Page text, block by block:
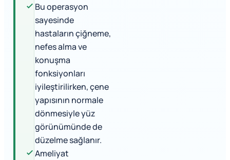
Bu operasyon
sayesinde
hastaların çiğneme,
nefes alma ve
konuşma
fonksiyonları
iyileştirilirken, çene
yapısının normale
dönmesiyle yüz
görünümünde de
düzelme sağlanır.
Ameliyat